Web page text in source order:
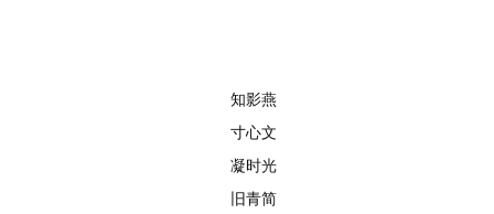
知影燕
寸心文
凝时光
旧青简